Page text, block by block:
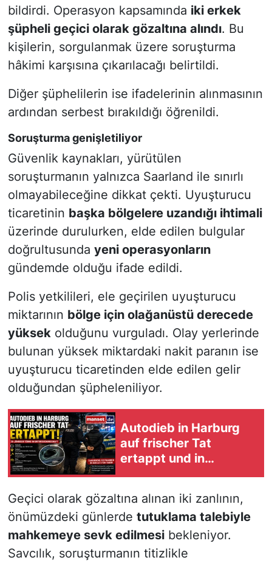
bildirdi. Operasyon kapsamında iki erkek
şüpheli geçici olarak gözaltına alındı. Bu
kişilerin, sorgulanmak üzere soruşturma
hâkimi karşısına çıkarılacağı belirtildi.
Diğer şüphelilerin ise ifadelerinin alınmasının
ardından serbest bırakıldığı öğrenildi.
Soruşturma genişletiliyor
Güvenlik kaynakları, yürütülen
soruşturmanın yalnızca Saarland ile sınırlı
olmayabileceğine dikkat çekti. Uyuşturucu
ticaretinin başka bölgelere uzandığı ihtimali
üzerinde durulurken, elde edilen bulgular
doğrultusunda yeni operasyonların
gündemde olduğu ifade edildi.
Polis yetkilileri, ele geçirilen uyuşturucu
miktarının bölge için olağanüstü derecede
yüksekolduğunu vurguladı. Olay yerlerinde
bulunan yüksek miktardaki nakit paranın ise
uyuşturucu ticaretinden elde edilen gelir
olduğundan şüpheleniliyor.
Autodieb in Harburg
auf frischer Tat
ertappt und in
Untersuchungshaft
Geçici olarak gözaltına alınan iki zanlının,
önümüzdeki günlerde tutuklama talebiyle
mahkemeye sevk edilmesibekleniyor.
Savcılık, soruşturmanın titizlikle